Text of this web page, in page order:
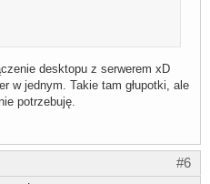
desktopu z serwerem xD
w jednym. Takie tam głupotki, ale
potrzebuję.
#6